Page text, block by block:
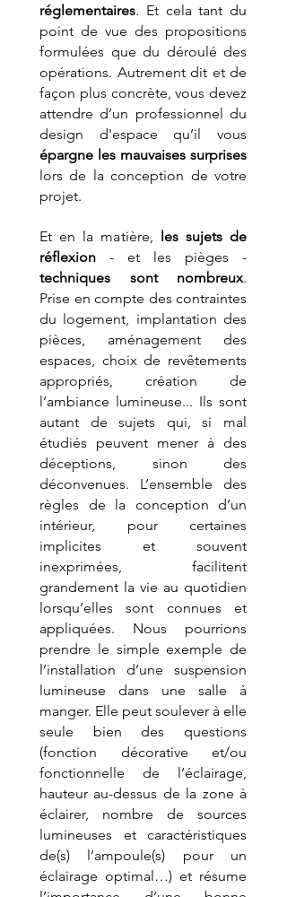
réglementaires. Et cela tant du
point de vue des propositions
formulées que du déroulé des
opérations. Autrement dit et de
façon plus concrète, vous devez
attendre d’un professionnel du
épargne les mauvaises surprises
lors de la conception de votre
projet.
Et en la matière, les sujets de
réflexion
techniques sont nombreux.
Prise en compte des contraintes
du logement, implantation des
pièces, aménagement des
espaces, choix de revêtements
appropriés, création de
l’ambiance lumineuse... Ils sont
autant de sujets qui, si mal
étudiés peuvent mener à des
déceptions, sinon des
déconvenues. L’ensemble des
règles de la conception d’un
intérieur, pour certaines
implicites et souvent
inexprimées, facilitent
grandement la vie au quotidien
lorsqu’elles sont connues et
appliquées. Nous pourrions
prendre le simple exemple de
l’installation d’une suspension
lumineuse dans une salle à
manger. Elle peut soulever à elle
seule bien des questions
(fonction décorative et/ou
fonctionnelle de l’éclairage,
hauteur au-dessus de la zone à
éclairer, nombre de sources
lumineuses et caractéristiques
de(s) l’ampoule(s) pour un
éclairage optimal…) et résume